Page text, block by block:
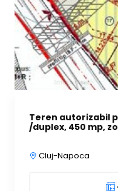
Teren autorizabil
/duplex, 450 mp,
Cluj-Napoca